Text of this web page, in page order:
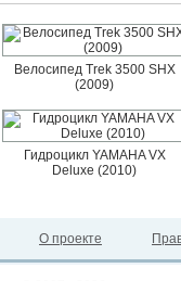
Велосипед Trek 3500 SHX
(2009)
Гидроцикл YAMAHA VX
Deluxe (2010)
О проекте